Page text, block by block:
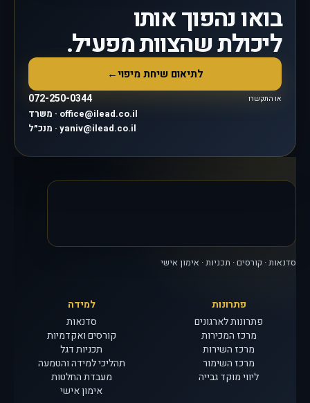
בואו נהפוך אותו
ליכולת שהצוות מפעיל.
לתיאום שיחת מיפוי←
או התקשרו 072-250-0344
משרד · office@ilead.co.il
מנכ״ל · yaniv@ilead.co.il
סדנאות · קורסים · תכניות · אימון אישי
פתרונות
פתרונות לארגונים
מרכז המכירות
מרכז השירות
מרכז השימור
ליווי מוקד גבייה
למידה
סדנאות
קורסים ואקדמיות
תכניות דגל
תהליכי למידה והטמעה
מעבדת החלטות
אימון אישי